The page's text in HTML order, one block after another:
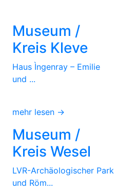
Museum /
Kreis Kleve
Haus Ìngenray – Emilie
und ...
mehr lesen →
Museum /
Kreis Wesel
LVR-Archäologischer Park
und Röm...